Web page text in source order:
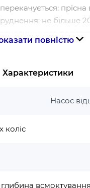
прісна
не більше
навколишнього
води, що
не більше 1000 мг/л
глибина
повністю
Характеристики
Насос
коліс